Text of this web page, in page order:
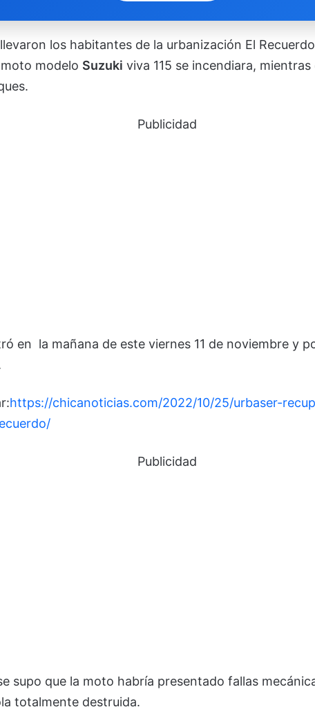
los habitantes de la urbanización El
modelo Suzuki viva 115 se incendiara,
Publicidad
en la mañana de este viernes 11 de noviembre y
https://chicanoticias.com/2022/10/25/urbaser-
Publicidad
supo que la moto habría presentado fallas
totalmente destruida.